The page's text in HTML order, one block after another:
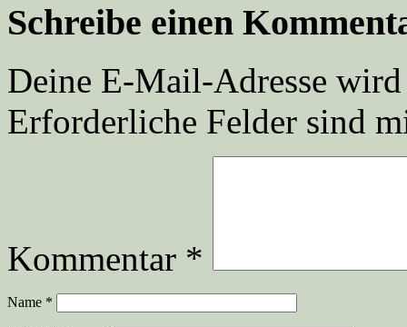
Schreibe einen
Deine E-Mail-Adresse
Erforderliche Felder sind
Kommentar *
Name *